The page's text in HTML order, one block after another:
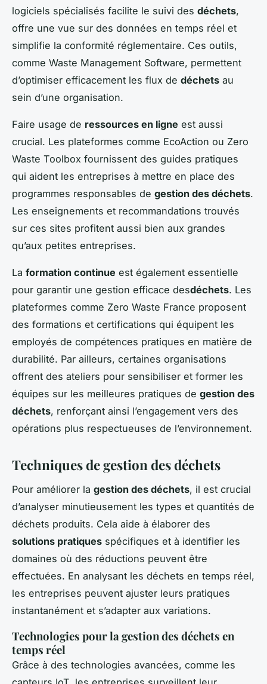
logiciels spécialisés facilite le suivi des déchets,
offre une vue sur des données en temps réel et
simplifie la conformité réglementaire. Ces outils,
comme Waste Management Software, permettent
d’optimiser efficacement les flux de déchets au
sein d’une organisation.
Faire usage de ressources en ligne est aussi
crucial. Les plateformes comme EcoAction ou Zero
Waste Toolbox fournissent des guides pratiques
qui aident les entreprises à mettre en place des
programmes responsables de gestion des déchets.
Les enseignements et recommandations trouvés
sur ces sites profitent aussi bien aux grandes
qu’aux petites entreprises.
La formation continue est également essentielle
pour garantir une gestion efficace desdéchets. Les
plateformes comme Zero Waste France proposent
des formations et certifications qui équipent les
employés de compétences pratiques en matière de
durabilité. Par ailleurs, certaines organisations
offrent des ateliers pour sensibiliser et former les
équipes sur les meilleures pratiques de gestion des
déchets, renforçant ainsi l’engagement vers des
opérations plus respectueuses de l’environnement.
Techniques de gestion des déchets
Pour améliorer la gestion des déchets, il est crucial
d’analyser minutieusement les types et quantités de
déchets produits. Cela aide à élaborer des
solutions pratiques spécifiques et à identifier les
domaines où des réductions peuvent être
effectuées. En analysant les déchets en temps réel,
les entreprises peuvent ajuster leurs pratiques
instantanément et s’adapter aux variations.
Technologies pour la gestion des déchets en
temps réel
Grâce à des technologies avancées, comme les